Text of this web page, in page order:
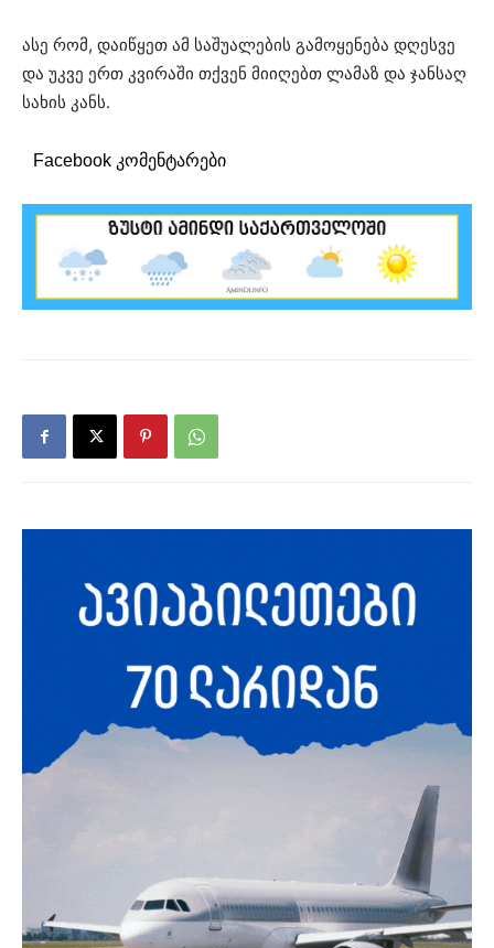
ასე რომ, დაიწყეთ ამ საშუალების გამოყენება დღესვე
და უკვე ერთ კვირაში თქვენ მიიღებთ ლამაზ და ჯანსაღ
სახის კანს.
Facebook კომენტარები